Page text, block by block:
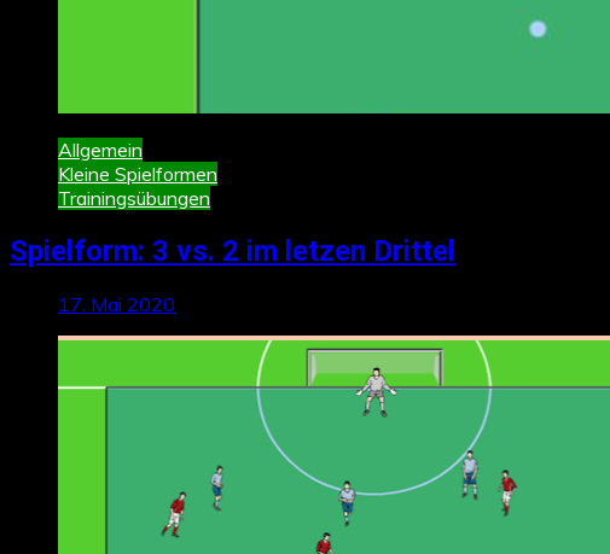
Allgemein
Kleine Spielformen
Trainingsübungen
Spielform: 3 vs. 2 im letzen Drittel
17. Mai 2020